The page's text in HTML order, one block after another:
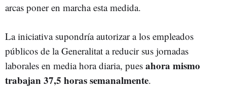
arcas poner en marcha esta medida.
La iniciativa supondría autorizar a los empleados
públicos de la Generalitat a reducir sus jornadas
laborales en media hora diaria, pues ahora mismo
trabajan 37,5 horas semanalmente.